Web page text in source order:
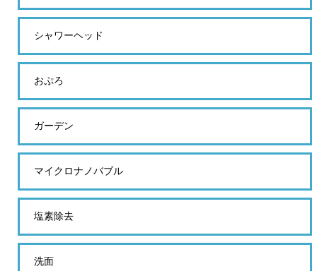
シャワーヘッド
おぷろ
ガーデン
マイクロナノバブル
塩素除去
洗面